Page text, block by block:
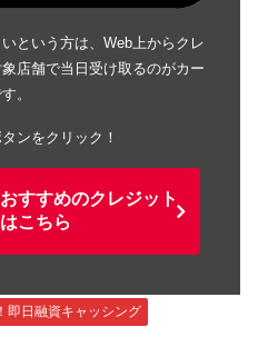
という方は、Web上からクレ
店舗で当日受け取るのがカー
。
ンをクリック！
すすめのクレジット
こちら
即日融資キャッシング